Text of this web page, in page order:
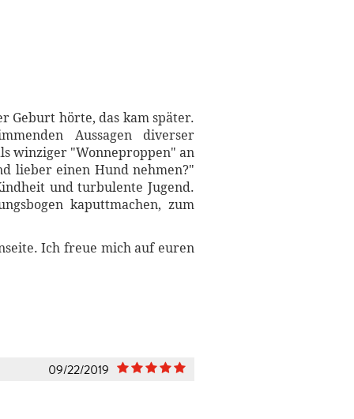
Geburt hörte, das kam später.
Aussagen diverser
winziger "Wonneproppen" an
lieber einen Hund nehmen?"
und turbulente Jugend.
kaputtmachen, zum
Ich freue mich auf euren
09/22/2019